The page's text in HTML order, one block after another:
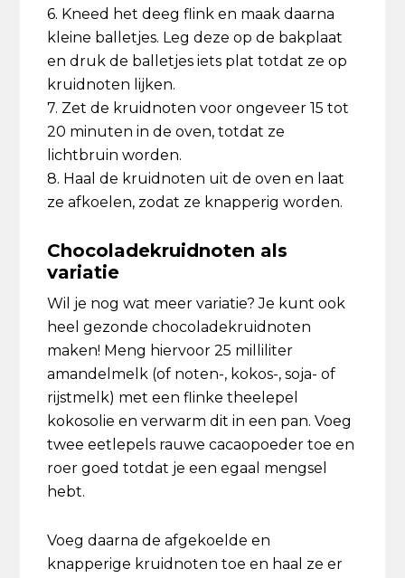
6. Kneed het deeg flink en maak daarna
kleine balletjes. Leg deze op de bakplaat
en druk de balletjes iets plat totdat ze op
kruidnoten lijken.
7. Zet de kruidnoten voor ongeveer 15 tot
20 minuten in de oven, totdat ze
lichtbruin worden.
8. Haal de kruidnoten uit de oven en laat
ze afkoelen, zodat ze knapperig worden.
Chocoladekruidnoten als
variatie
Wil je nog wat meer variatie? Je kunt ook
heel gezonde chocoladekruidnoten
maken! Meng hiervoor 25 milliliter
amandelmelk (of noten-, kokos-, soja- of
rijstmelk) met een flinke theelepel
kokosolie en verwarm dit in een pan. Voeg
twee eetlepels rauwe cacaopoeder toe en
roer goed totdat je een egaal mengsel
hebt.
Voeg daarna de afgekoelde en
knapperige kruidnoten toe en haal ze er